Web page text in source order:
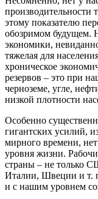
производительности
этому показателю
обозримом будущем.
экономики,
тяжелая для
хроническое
резервов – это при
черноземе, угле,
низкой плотности
Особенно
гигантских усилий,
мирного времени,
уровня жизни.
страны – не только
Италии, Швеции и т.
и с нашим уровнем